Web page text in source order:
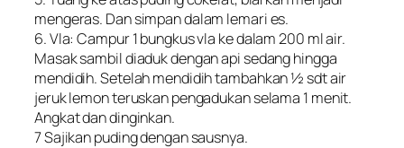
mengeras. Dan simpan dalam lemari es.
6. Vla: Campur 1 bungkus vla ke dalam 200 ml air.
Masak sambil diaduk dengan api sedang hingga
mendidih. Setelah mendidih tambahkan ½ sdt air
jeruk lemon teruskan pengadukan selama 1 menit.
Angkat dan dinginkan.
7 Sajikan puding dengan sausnya.